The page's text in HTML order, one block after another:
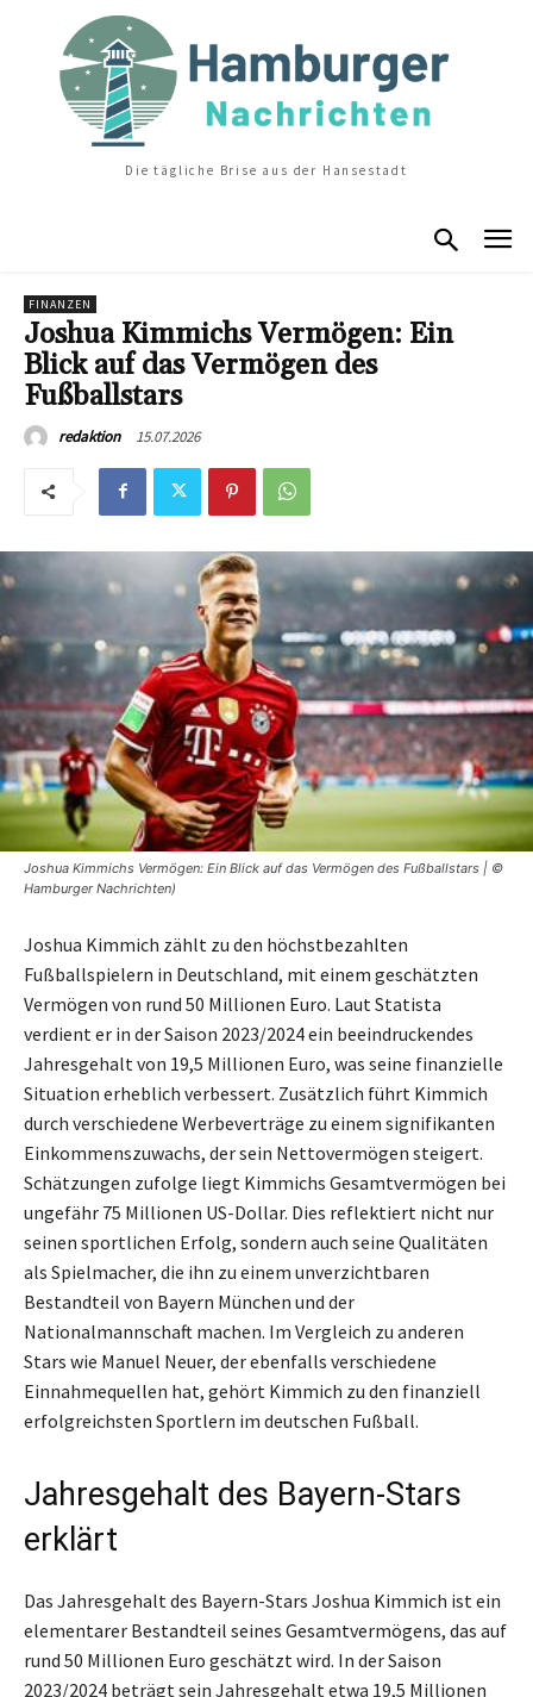
Die tägliche Brise aus der Hansestadt
FINANZEN
Joshua Kimmichs Vermögen: Ein
Blick auf das Vermögen des
Fußballstars
redaktion 15.07.2026
Joshua Kimmichs Vermögen: Ein Blick auf das Vermögen des Fußballstars | ©
Hamburger Nachrichten)
Joshua Kimmich zählt zu den höchstbezahlten
Fußballspielern in Deutschland, mit einem geschätzten
Vermögen von rund 50 Millionen Euro. Laut Statista
verdient er in der Saison 2023/2024 ein beeindruckendes
Jahresgehalt von 19,5 Millionen Euro, was seine finanzielle
Situation erheblich verbessert. Zusätzlich führt Kimmich
durch verschiedene Werbeverträge zu einem signifikanten
Einkommenszuwachs, der sein Nettovermögen steigert.
Schätzungen zufolge liegt Kimmichs Gesamtvermögen bei
ungefähr 75 Millionen US-Dollar. Dies reflektiert nicht nur
seinen sportlichen Erfolg, sondern auch seine Qualitäten
als Spielmacher, die ihn zu einem unverzichtbaren
Bestandteil von Bayern München und der
Nationalmannschaft machen. Im Vergleich zu anderen
Stars wie Manuel Neuer, der ebenfalls verschiedene
Einnahmequellen hat, gehört Kimmich zu den finanziell
erfolgreichsten Sportlern im deutschen Fußball.
Jahresgehalt des Bayern-Stars
erklärt
Das Jahresgehalt des Bayern-Stars Joshua Kimmich ist ein
elementarer Bestandteil seines Gesamtvermögens, das auf
rund 50 Millionen Euro geschätzt wird. In der Saison
2023/2024 beträgt sein Jahresgehalt etwa 19,5 Millionen